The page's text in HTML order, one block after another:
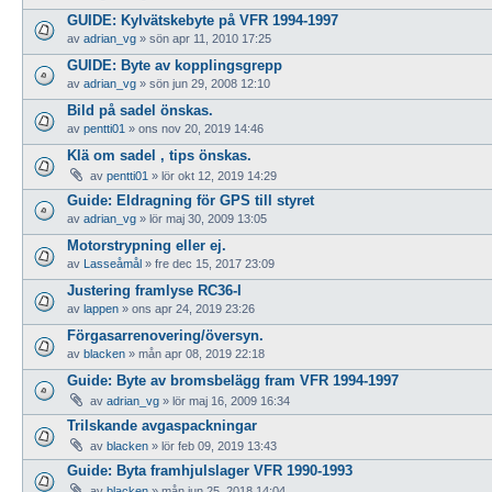
GUIDE: Kylvätskebyte på VFR 1994-1997
av adrian_vg » sön apr 11, 2010 17:25
GUIDE: Byte av kopplingsgrepp
av adrian_vg » sön jun 29, 2008 12:10
Bild på sadel önskas.
av pentti01 » ons nov 20, 2019 14:46
Klä om sadel , tips önskas.
av pentti01 » lör okt 12, 2019 14:29
Guide: Eldragning för GPS till styret
av adrian_vg » lör maj 30, 2009 13:05
Motorstrypning eller ej.
av Lasseåmål » fre dec 15, 2017 23:09
Justering framlyse RC36-I
av lappen » ons apr 24, 2019 23:26
Förgasarrenovering/översyn.
av blacken » mån apr 08, 2019 22:18
Guide: Byte av bromsbelägg fram VFR 1994-1997
av adrian_vg » lör maj 16, 2009 16:34
Trilskande avgaspackningar
av blacken » lör feb 09, 2019 13:43
Guide: Byta framhjulslager VFR 1990-1993